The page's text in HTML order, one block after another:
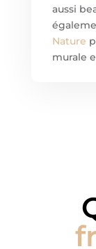
aussi
Nature
murale